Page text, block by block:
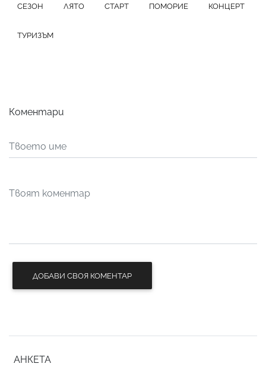
СЕЗОН ЛЯТО СТАРТ ПОМОРИЕ КОНЦЕРТ
ТУРИЗЪМ
Коментари
ДОБАВИ СВОЯ КОМЕНТАР
АНКЕТА